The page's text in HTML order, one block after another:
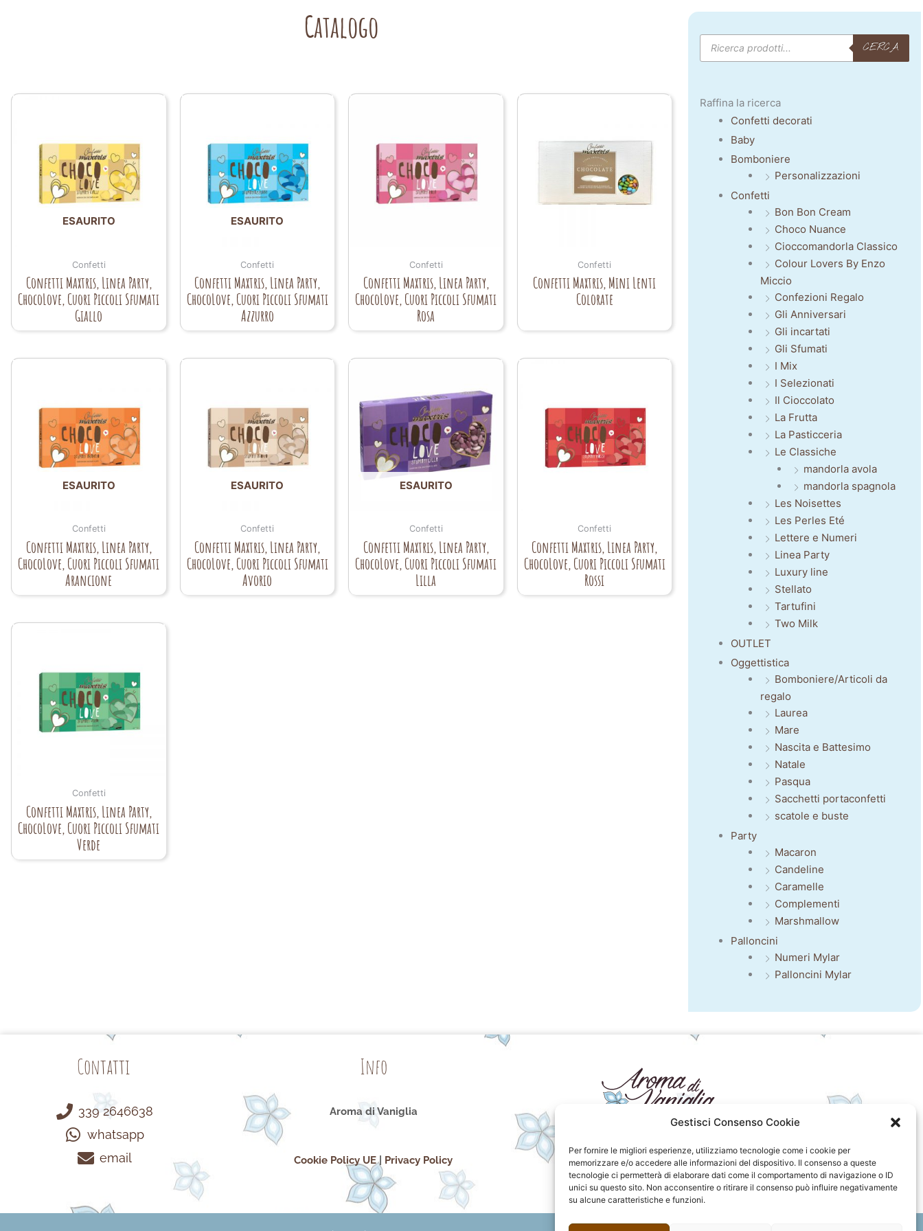
Gestisci Consenso Cookie
Per fornire le migliori esperienze, utilizziamo tecnologie come i cookie per
memorizzare e/o accedere alle informazioni del dispositivo. Il consenso a queste
tecnologie ci permetterà di elaborare dati come il comportamento di navigazione o ID
unici su questo sito. Non acconsentire o ritirare il consenso può influire negativamente
su alcune caratteristiche e funzioni.
Catalogo
ESAURITO
Confetti
Confetti Maxtris, Linea Party,
ChocoLove, Cuori Piccoli Sfumati
Giallo
ESAURITO
Confetti
Confetti Maxtris, Linea Party,
ChocoLove, Cuori Piccoli Sfumati
Azzurro
Confetti
Confetti Maxtris, Linea Party,
ChocoLove, Cuori Piccoli Sfumati
Rosa
Confetti
Confetti Maxtris, Mini Lenti
Colorate
ESAURITO
Confetti
Confetti Maxtris, Linea Party,
ChocoLove, Cuori Piccoli Sfumati
Arancione
ESAURITO
Confetti
Confetti Maxtris, Linea Party,
ChocoLove, Cuori Piccoli Sfumati
Avorio
ESAURITO
Confetti
Confetti Maxtris, Linea Party,
ChocoLove, Cuori Piccoli Sfumati
Lilla
Confetti
Confetti Maxtris, Linea Party,
ChocoLove, Cuori Piccoli Sfumati
Rossi
Confetti
Confetti Maxtris, Linea Party,
ChocoLove, Cuori Piccoli Sfumati
Verde
Products
search CERCA
Raffina la ricerca
Confetti decorati
Baby
Bomboniere
Personalizzazioni
Confetti
Bon Bon Cream
Choco Nuance
Cioccomandorla Classico
Colour Lovers By Enzo
Miccio
Confezioni Regalo
Gli Anniversari
Gli incartati
Gli Sfumati
I Mix
I Selezionati
Il Cioccolato
La Frutta
La Pasticceria
Le Classiche
mandorla avola
mandorla spagnola
Les Noisettes
Les Perles Eté
Lettere e Numeri
Linea Party
Luxury line
Stellato
Tartufini
Two Milk
OUTLET
Oggettistica
Bomboniere/Articoli da
regalo
Laurea
Mare
Nascita e Battesimo
Natale
Pasqua
Sacchetti portaconfetti
scatole e buste
Party
Macaron
Candeline
Caramelle
Complementi
Marshmallow
Palloncini
Numeri Mylar
Palloncini Mylar
Contatti
339 2646638
whatsapp
email
Info
Aroma di Vaniglia
Cookie Policy UE| Privacy Policy
F
a
c
e
I
n
s
t
P
i
n
t
F
l
i
c